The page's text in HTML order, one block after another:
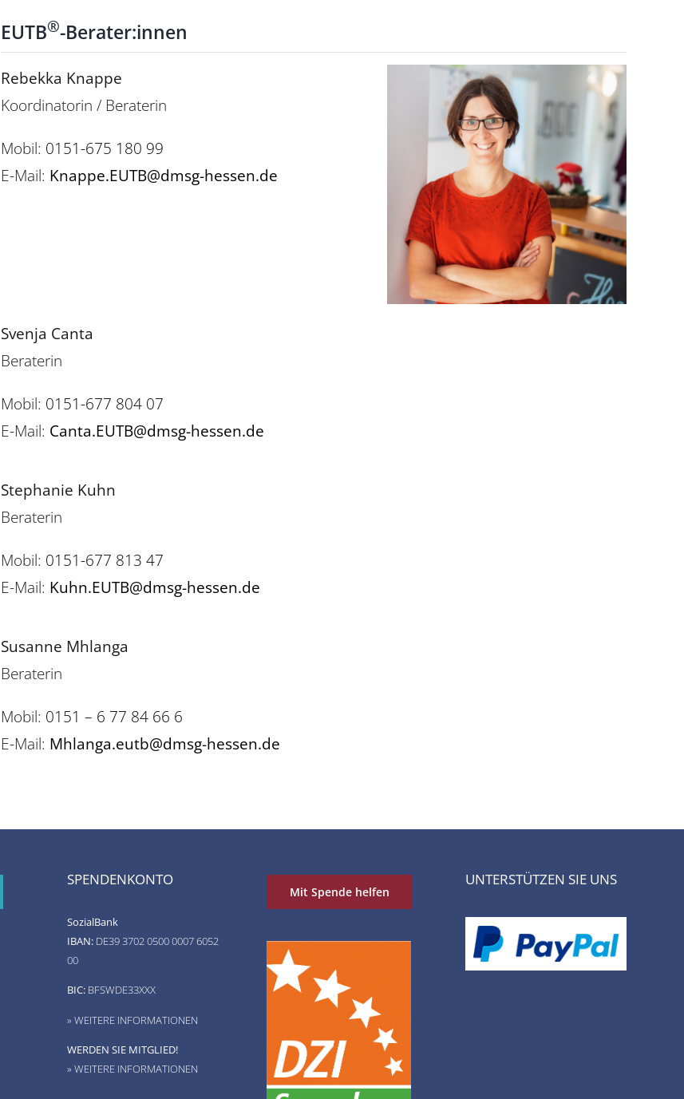
EUTB®-Berater:innen
Rebekka Knappe
Koordinatorin / Beraterin
Mobil: 0151-675 180 99
E-Mail: Knappe.EUTB@dmsg-hessen.de
Svenja Canta
Beraterin
Mobil: 0151-677 804 07
E-Mail: Canta.EUTB@dmsg-hessen.de
Stephanie Kuhn
Beraterin
Mobil: 0151-677 813 47
E-Mail: Kuhn.EUTB@dmsg-hessen.de
Susanne Mhlanga
Beraterin
Mobil: 0151 – 6 77 84 66 6
E-Mail: Mhlanga.eutb@dmsg-hessen.de
SPENDENKONTO
SozialBank
IBAN: DE39 3702 0500 0007 6052
00
BIC: BFSWDE33XXX
» WEITERE INFORMATIONEN
WERDEN SIE MITGLIED!
» WEITERE INFORMATIONEN
Mit Spende helfen
UNTERSTÜTZEN SIE UNS